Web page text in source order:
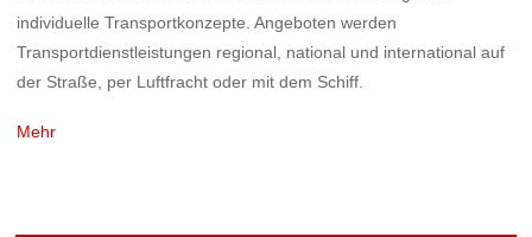
individuelle Transportkonzepte. Angeboten werden
Transportdienstleistungen regional, national und international auf
der Straße, per Luftfracht oder mit dem Schiff.
Mehr